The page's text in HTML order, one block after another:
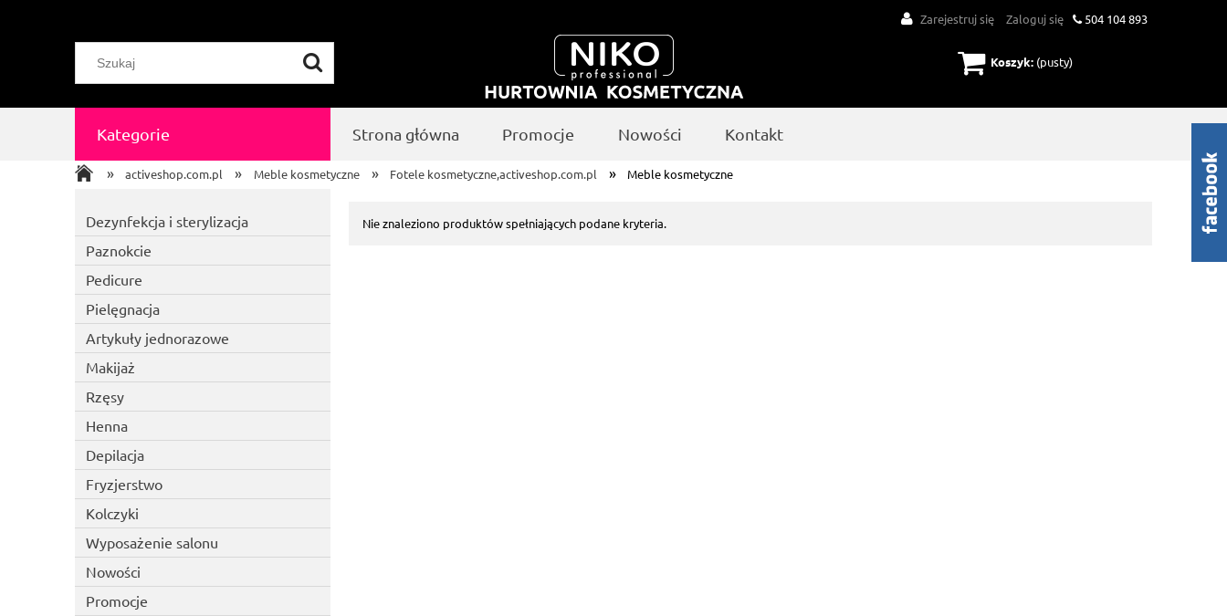
504 104 893
Zarejestruj się Zaloguj się
Koszyk: (pusty)
Kategorie Strona główna Promocje Nowości Kontakt
» activeshop.com.pl » Meble kosmetyczne » Fotele kosmetyczne,activeshop.com.pl » Meble kosmetyczne
Dezynfekcja i sterylizacja
Paznokcie
Pedicure
Pielęgnacja
Artykuły jednorazowe
Makijaż
Rzęsy
Henna
Depilacja
Fryzjerstwo
Kolczyki
Wyposażenie salonu
Nowości
Promocje
Nie znaleziono produktów spełniających podane kryteria.